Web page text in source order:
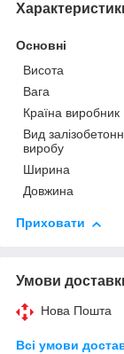
Основні
Висота
Вага
Країна виробник
Вид
виробу
Ширина
Довжина
Приховати
Умови
Нова Пошта
Всі умови